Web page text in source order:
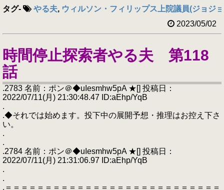
タグ- やる夫, ウィルソン・フィリップス上院議員(ジョジ
2023/05/02
時間停止探索者やる夫 第118
話
.2783 名前：ポン＠◆uIesmhw5pA ★[] 投稿日：
2022/07/11(月) 21:30:48.47 ID:aEhp/YqB
.
.◆それでは始めます。投下中の展開予想・推理はお控え下さ
い。
.
.
.2784 名前：ポン＠◆uIesmhw5pA ★[] 投稿日：
2022/07/11(月) 21:31:06.97 ID:aEhp/YqB
.
.
.＝＝＝＝＝＝＝＝＝＝＝＝＝＝＝＝＝＝＝＝＝＝＝＝＝＝＝